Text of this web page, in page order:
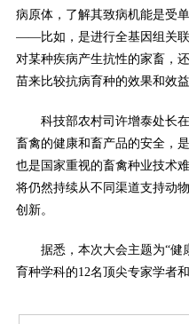
病原体，了解其致病机能是受
——比如，是进行全基因组关联
对某种疾病产生抗性的家畜，
苗来比较抗病育种的效果和效
科技部农村司许增泰处长
畜禽的健康和畜产品的安全，
也是国家重视的畜禽种业技术
将仍然持续从不同渠道支持动
创新。
据悉，本次大会主题为“健
育种学科的12名顶尖专家学者